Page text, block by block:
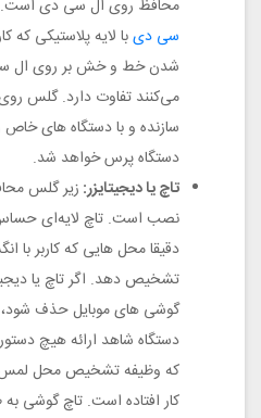
محافظ روی ال سی دی است.
سی دیبا لایه پلاستیکی که
شدن خط و خش بر روی ال
می‌کنند تفاوت دارد. گلس
سازنده و با دستگاه های
دستگاه پرس خواهد شد.
تاچ یا دیجیتایزر: زیر گلس
نصب است. تاچ لایه‌ای
دقیقا محل هایی که کاربر
تشخیص دهد. اگر تاچ یا
گوشی های موبایل حذف
دستگاه شاهد ارائه هیچ
که وظیفه تشخیص محل لمس
کار افتاده است. تاچ گوشی